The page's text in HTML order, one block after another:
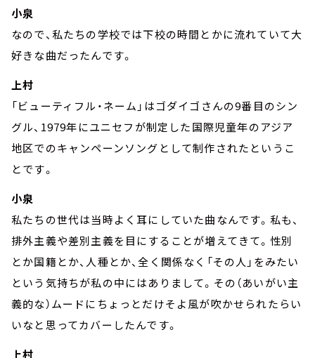
小泉
なので、私たちの学校では下校の時間とかに流れていて大
好きな曲だったんです。
上村
「ビューティフル・ネーム」はゴダイゴさんの9番目のシン
グル、1979年にユニセフが制定した国際児童年のアジア
地区でのキャンペーンソングとして制作されたというこ
とです。
小泉
私たちの世代は当時よく耳にしていた曲なんです。私も、
排外主義や差別主義を目にすることが増えてきて。性別
とか国籍とか、人種とか、全く関係なく「その人」をみたい
という気持ちが私の中にはありまして。その（あいがい主
義的な）ムードにちょっとだけそよ風が吹かせられたらい
いなと思ってカバーしたんです。
上村